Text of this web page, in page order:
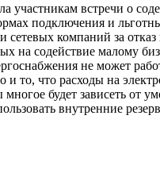
участникам встречи о
подключения и
сетевых компаний за
на содействие малому
не может
и то, что расходы на
будет зависеть от
внутренние